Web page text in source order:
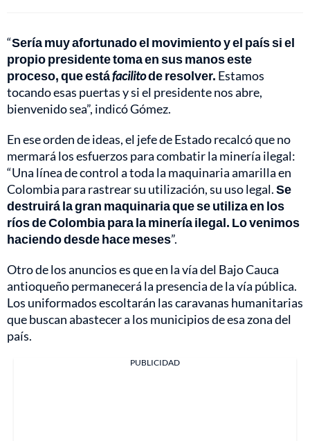
“Sería muy afortunado el movimiento y el país si el
propio presidente toma en sus manos este
proceso, que estáfacilitode resolver. Estamos
tocando esas puertas y si el presidente nos abre,
bienvenido sea”, indicó Gómez.
En ese orden de ideas, el jefe de Estado recalcó que no
mermará los esfuerzos para combatir la minería ilegal:
“Una línea de control a toda la maquinaria amarilla en
Colombia para rastrear su utilización, su uso legal.Se
destruirá la gran maquinaria que se utiliza en los
ríos de Colombia para la minería ilegal. Lo venimos
haciendo desde hace meses”.
Otro de los anuncios es que en la vía del Bajo Cauca
antioqueño permanecerá la presencia de la vía pública.
Los uniformados escoltarán las caravanas humanitarias
que buscan abastecer a los municipios de esa zona del
país.
PUBLICIDAD